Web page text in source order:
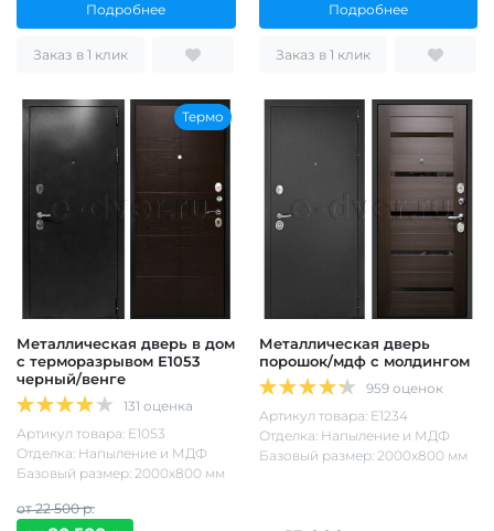
Подробнее
Заказ в 1 клик
Подробнее
Заказ в 1 клик
Термо
Металлическая дверь в дом
с терморазрывом Е1053
черный/венге
131 оценка
Артикул товара: Е1053
Отделка: Напыление и МДФ
Базовый размер: 2000х800 мм
от 22 500 р.
Металлическая дверь
порошок/мдф с молдингом
959 оценок
Артикул товара: Е1234
Отделка: Напыление и МДФ
Базовый размер: 2000х800 мм